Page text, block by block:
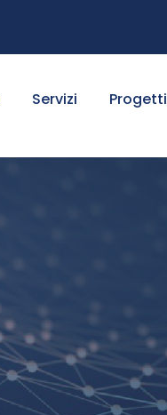
Servizi Progetti